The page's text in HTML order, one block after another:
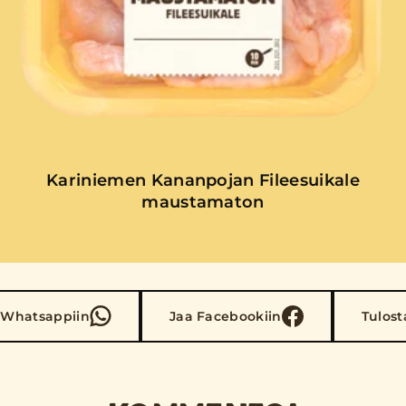
Kariniemen Kananpojan Fileesuikale
maustamaton
Jaa Facebookiin